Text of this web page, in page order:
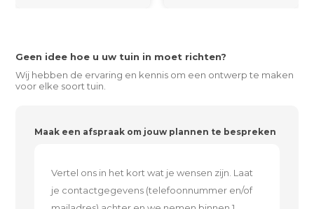
Geen idee hoe u uw tuin in moet richten?
Wij hebben de ervaring en kennis om een ontwerp te maken
voor elke soort tuin.
Maak een afspraak om jouw plannen te bespreken